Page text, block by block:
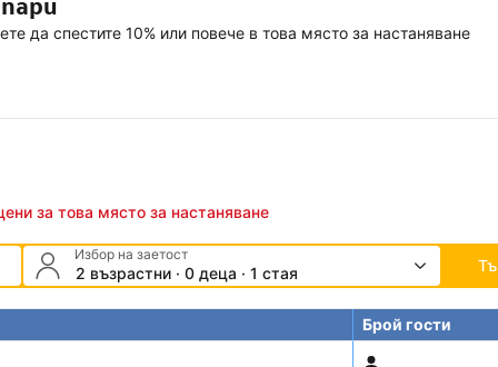
да спестите 10% или повече в това място за настаняване
за това място за настаняване
Избор на заетост
2 възрастни · 0 деца · 1 стая
Брой гости